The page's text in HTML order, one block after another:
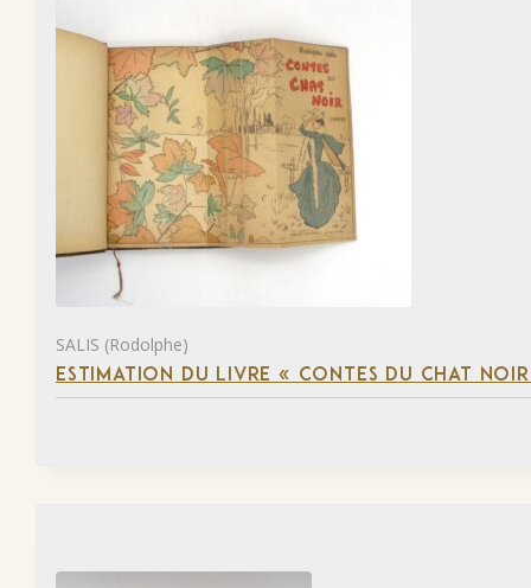
SALIS (Rodolphe)
ESTIMATION DU LIVRE « CONTES DU CHAT